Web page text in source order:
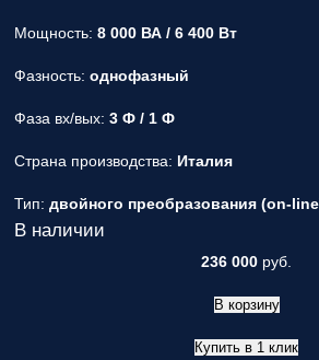
Мощность: 8 000 ВА / 6 400 Вт
Фазность: однофазный
Фаза вх/вых: 3 Ф / 1 Ф
Страна производства: Италия
Тип: двойного преобразования (on-
В наличии
236 000 руб.
В корзину
Купить в 1 клик